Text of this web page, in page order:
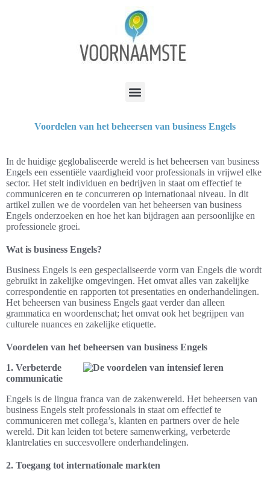
Voordelen van het beheersen van business Engels
In de huidige geglobaliseerde wereld is het beheersen van business
Engels een essentiële vaardigheid voor professionals in vrijwel elke
sector. Het stelt individuen en bedrijven in staat om effectief te
communiceren en te concurreren op internationaal niveau. In dit
artikel zullen we de voordelen van het beheersen van business
Engels onderzoeken en hoe het kan bijdragen aan persoonlijke en
professionele groei.
Wat is business Engels?
Business Engels is een gespecialiseerde vorm van Engels die wordt
gebruikt in zakelijke omgevingen. Het omvat alles van zakelijke
correspondentie en rapporten tot presentaties en onderhandelingen.
Het beheersen van business Engels gaat verder dan alleen
grammatica en woordenschat; het omvat ook het begrijpen van
culturele nuances en zakelijke etiquette.
Voordelen van het beheersen van business Engels
1. Verbeterde
communicatie
Engels is de lingua franca van de zakenwereld. Het beheersen van
business Engels stelt professionals in staat om effectief te
communiceren met collega’s, klanten en partners over de hele
wereld. Dit kan leiden tot betere samenwerking, verbeterde
klantrelaties en succesvollere onderhandelingen.
2. Toegang tot internationale markten